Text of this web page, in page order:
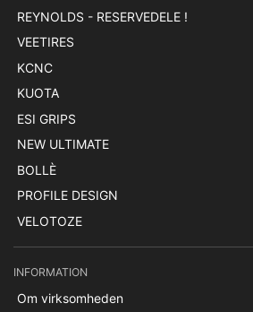
REYNOLDS - RESERVEDELE !
VEETIRES
KCNC
KUOTA
ESI GRIPS
NEW ULTIMATE
BOLLÈ
PROFILE DESIGN
VELOTOZE
INFORMATION
Om virksomheden